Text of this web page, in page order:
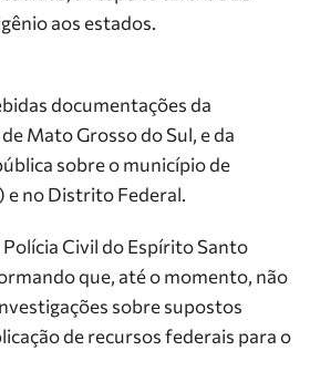
aos estados.
documentações da
Mato Grosso do Sul, e da
sobre o município de
e no Distrito Federal.
Civil do Espírito Santo
que, até o momento, não
sobre supostos
de recursos federais para o